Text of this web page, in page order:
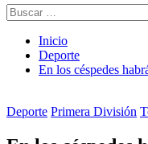
Buscar:
Inicio
Deporte
En los céspedes
Deporte Primera División